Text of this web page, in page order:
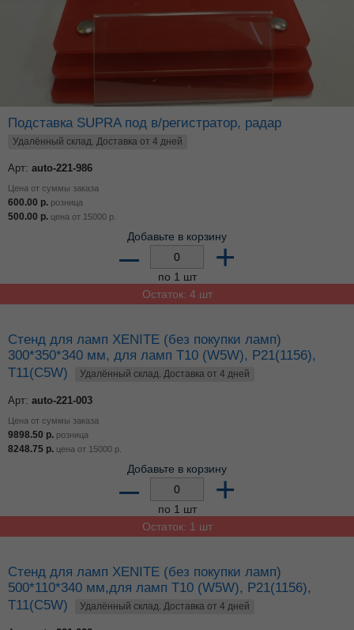
Подставка SUPRA под в/регистратор, радар
Удалённый склад. Доставка от 4 дней
Арт: auto-221-986
Цена от суммы заказа
600.00 р. розница
500.00 р. цена от 15000 р.
Добавьте в корзину
– +
по 1 шт
Остаток: 4 шт
Стенд для ламп XENITE (без покупки ламп)
300*350*340 мм, для ламп Т10 (W5W), P21(1156),
T11(C5W)
Удалённый склад. Доставка от 4 дней
Арт: auto-221-003
Цена от суммы заказа
9898.50 р. розница
8248.75 р. цена от 15000 р.
Добавьте в корзину
– +
по 1 шт
Остаток: 1 шт
Стенд для ламп XENITE (без покупки ламп)
500*110*340 мм,для ламп Т10 (W5W), P21(1156),
T11(C5W)
Удалённый склад. Доставка от 4 дней